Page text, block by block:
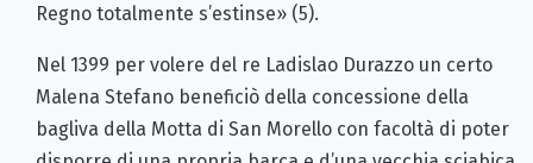
Regno totalmente s’estinse» (5).
Nel 1399 per volere del re Ladislao Durazzo un certo
Malena Stefano beneficiò della concessione della
bagliva della Motta di San Morello con facoltà di poter